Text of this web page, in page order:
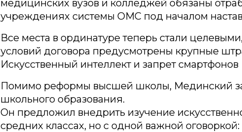
медицинских вузов и колледжей обязаны
учреждениях системы ОМС под началом
Все места в ординатуре теперь стали
условий договора предусмотрены крупные
Искусственный интеллект и запрет смартфонов
Помимо реформы высшей школы, Мединский
школьного образования.
Он предложил внедрить изучение
средних классах, но с одной важной